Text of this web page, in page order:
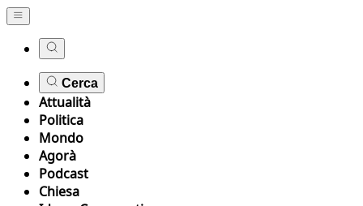
Cerca
Attualità
Politica
Mondo
Agorà
Podcast
Chiesa